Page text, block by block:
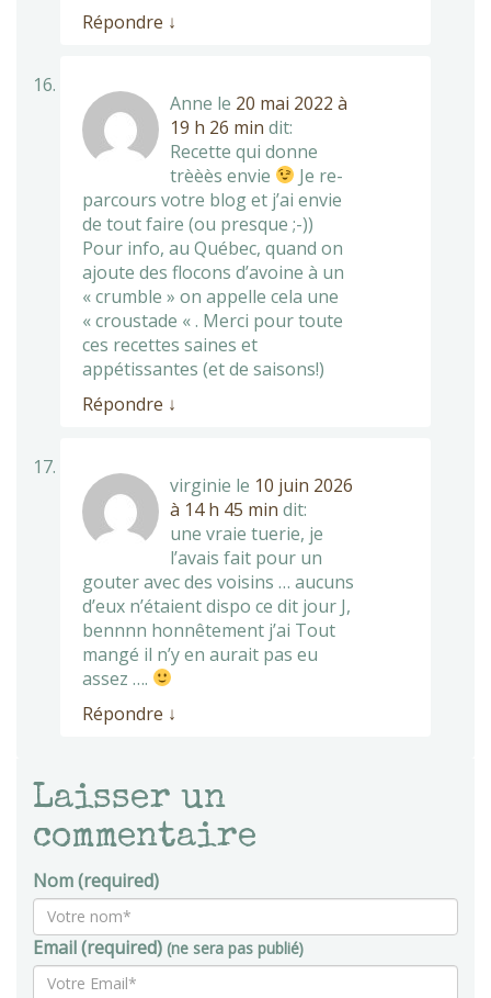
Répondre ↓
Anne le 20 mai 2022 à
19 h 26 min dit:
Recette qui donne
trèèès envie
Je re-
parcours votre blog et j’ai envie
de tout faire (ou presque ;-))
Pour info, au Québec, quand on
ajoute des flocons d’avoine à un
« crumble » on appelle cela une
« croustade « . Merci pour toute
ces recettes saines et
appétissantes (et de saisons!)
Répondre ↓
virginie le 10 juin 2026
à 14 h 45 min dit:
une vraie tuerie, je
l’avais fait pour un
gouter avec des voisins … aucuns
d’eux n’étaient dispo ce dit jour J,
bennnn honnêtement j’ai Tout
mangé il n’y en aurait pas eu
assez ….
Répondre ↓
Laisser un
commentaire
Nom (required)
Email (required) (ne sera pas publié)